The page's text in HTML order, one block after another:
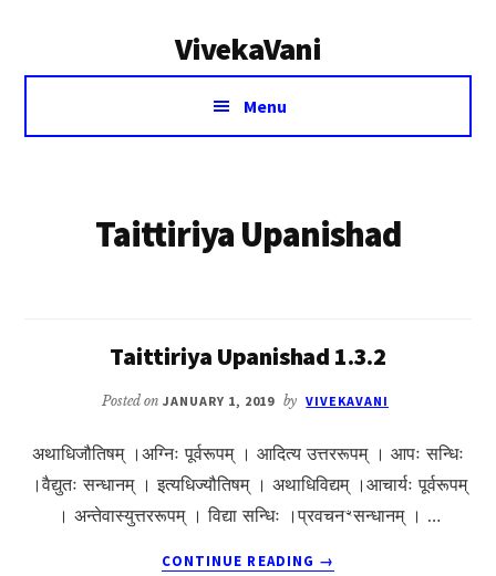
VivekaVani
Voice
Vivekananda
Menu
Taittiriya Upanishad
Taittiriya Upanishad 1.3.2
Posted on JANUARY 1, 2019 by VIVEKAVANI
अथाधिजौतिषम् ।अग्निः पूर्वरूपम् । आदित्य उत्तररूपम् । आपः सन्धिः
।वैद्युतः सन्धानम् । इत्यधिज्यौतिषम् । अथाधिविद्यम् ।आचार्यः पूर्वरूपम्
। अन्तेवास्युत्तररूपम् । विद्या सन्धिः ।प्रवचनꣳसन्धानम् । …
CONTINUE READING
ABOUT
→